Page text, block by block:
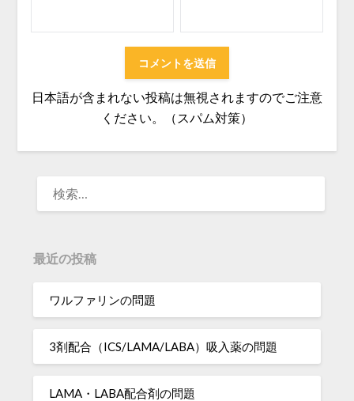
日本語が含まれない投稿は無視されますのでご注意
ください。（スパム対策）
最近の投稿
ワルファリンの問題
3剤配合（ICS/LAMA/LABA）吸入薬の問題
LAMA・LABA配合剤の問題